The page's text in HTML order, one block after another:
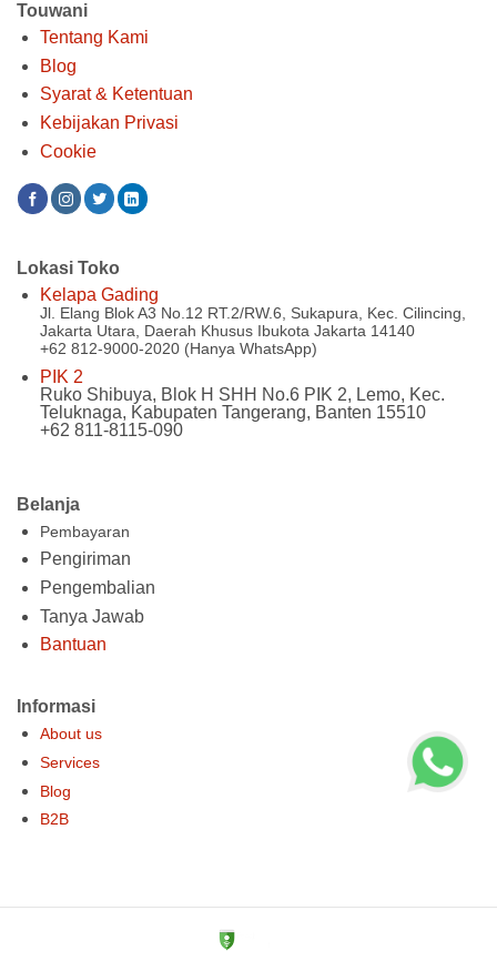
Touwani
Tentang Kami
Blog
Syarat & Ketentuan
Kebijakan Privasi
Cookie
Belanja
Pembayaran
Pengiriman
Pengembalian
Tanya Jawab
Bantuan
Informasi
About us
Services
Blog
B2B
Lokasi Toko
Kelapa Gading
Jl. Elang Blok A3 No.12 RT.2/RW.6, Sukapura, Kec. Cilincing,
Jakarta Utara, Daerah Khusus Ibukota Jakarta 14140
+62 812-9000-2020 (Hanya WhatsApp)
PIK 2
Ruko Shibuya, Blok H SHH No.6 PIK 2, Lemo, Kec.
Teluknaga, Kabupaten Tangerang, Banten 15510
+62 811-8115-090